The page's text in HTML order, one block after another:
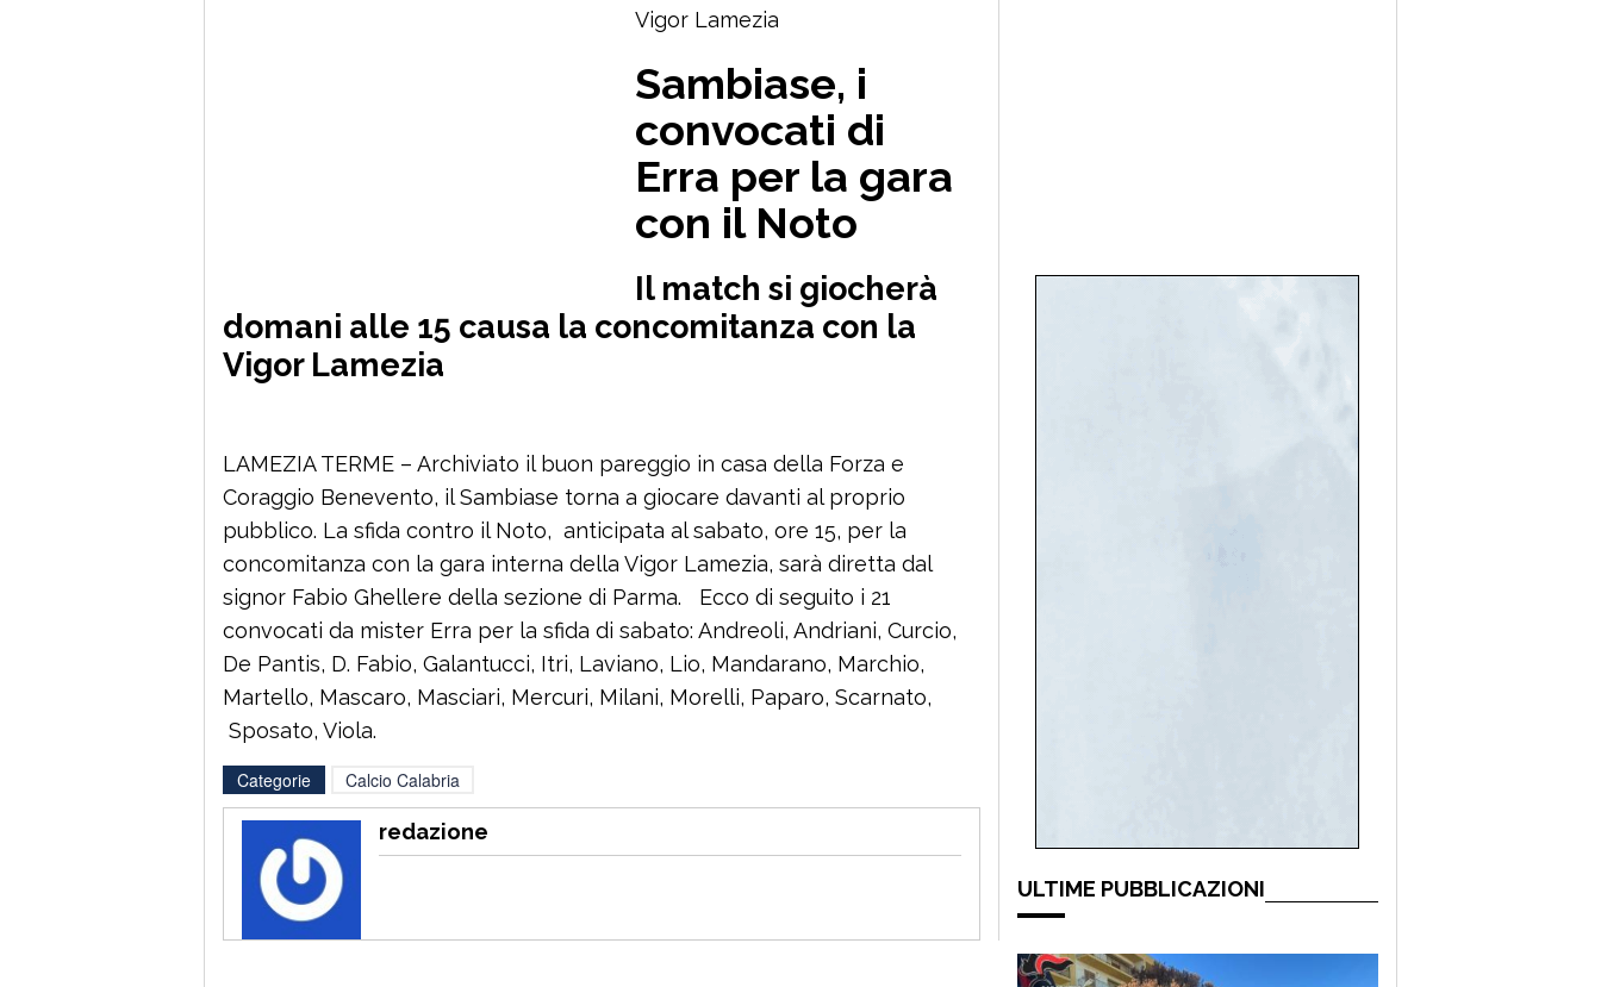
Vigor Lamezia
Sambiase, i
convocati di
Erra per la gara
con il Noto
Il match si giocherà
domani alle 15 causa la concomitanza con la
Vigor Lamezia
LAMEZIA TERME – Archiviato il buon pareggio in casa della Forza e
Coraggio Benevento, il Sambiase torna a giocare davanti al proprio
pubblico. La sfida contro il Noto, anticipata al sabato, ore 15, per la
concomitanza con la gara interna della Vigor Lamezia, sarà diretta dal
signor Fabio Ghellere della sezione di Parma. Ecco di seguito i 21
convocati da mister Erra per la sfida di sabato: Andreoli, Andriani, Curcio,
De Pantis, D. Fabio, Galantucci, Itri, Laviano, Lio, Mandarano, Marchio,
Martello, Mascaro, Masciari, Mercuri, Milani, Morelli, Paparo, Scarnato,
Sposato, Viola.
Categorie Calcio Calabria
redazione
ULTIME PUBBLICAZIONI